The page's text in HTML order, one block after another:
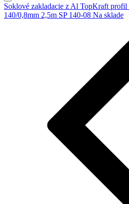
Soklové zakladacie z Al TopKraft profil
140/0,8mm 2,5m SP 140-08 Na sklade